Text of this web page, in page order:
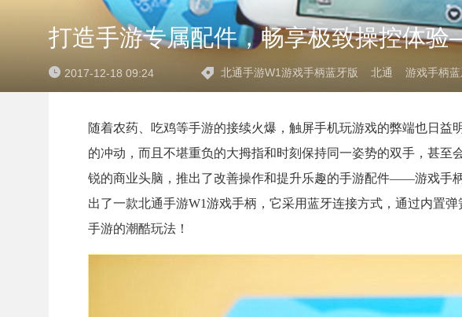
打造手游专属配件，畅享极致操控体
2017-12-18 09:24 北通手游W1游戏手柄蓝牙版 北通 游戏手柄
随着农药、吃鸡等手游的接续火爆，触屏手机玩游戏的弊端也日
的冲动，而且不堪重负的大拇指和时刻保持同一姿势的双手，甚
锐的商业头脑，推出了改善操作和提升乐趣的手游配件——游戏手
出了一款北通手游W1游戏手柄，它采用蓝牙连接方式，通过内置
手游的潮酷玩法！